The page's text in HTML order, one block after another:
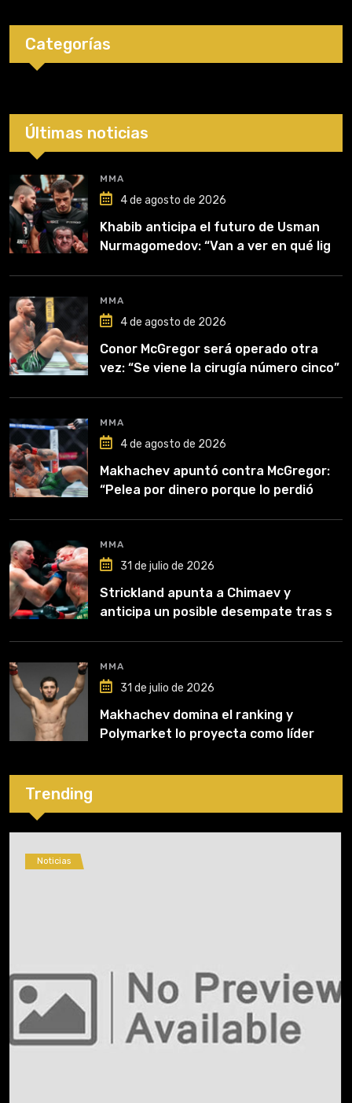
Categorías
Últimas noticias
MMA
4 de agosto de 2026
Khabib anticipa el futuro de Usman
Nurmagomedov: “Van a ver en qué liga
MMA
4 de agosto de 2026
Conor McGregor será operado otra
vez: “Se viene la cirugía número cinco”
MMA
4 de agosto de 2026
Makhachev apuntó contra McGregor:
“Pelea por dinero porque lo perdió
MMA
31 de julio de 2026
Strickland apunta a Chimaev y
anticipa un posible desempate tras su
MMA
31 de julio de 2026
Makhachev domina el ranking y
Polymarket lo proyecta como líder
Trending
Noticias